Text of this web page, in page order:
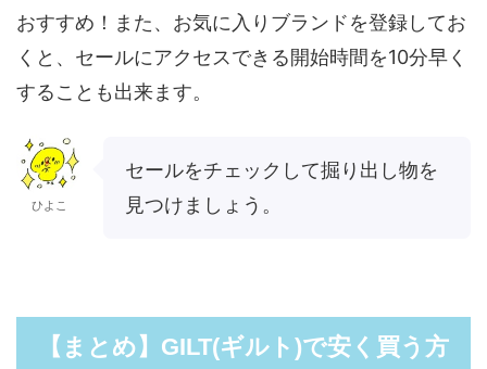
おすすめ！また、お気に入りブランドを登録してお
くと、セールにアクセスできる開始時間を10分早く
することも出来ます。
ひよこ
セールをチェックして掘り出し物を
見つけましょう。
【まとめ】GILT(ギルト)で安く買う方